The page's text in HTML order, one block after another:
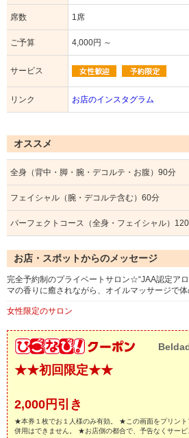
席数 1席
ご予算 4,000円 ～
サービス
リンク お店のインスタグラム
オススメ
全身（背中・脚・腕・デコルテ・お腹）90分
フェイシャル（腕・デコルテ含む）60分
パーフェクトコース（全身・フェイシャル）
お店・スポットからのメッセージ
完全予約制のプライベートサロン☆“JAA認定ア
マの香りに癒されながら、オイルマッサージで
女性限定のサロン
★★初回限定★★
2,000円引き
★本券１枚でお１人様のみ有効。 ★この画面をプリン
併用はできません。 ★お店側の都合で、予告なくサー